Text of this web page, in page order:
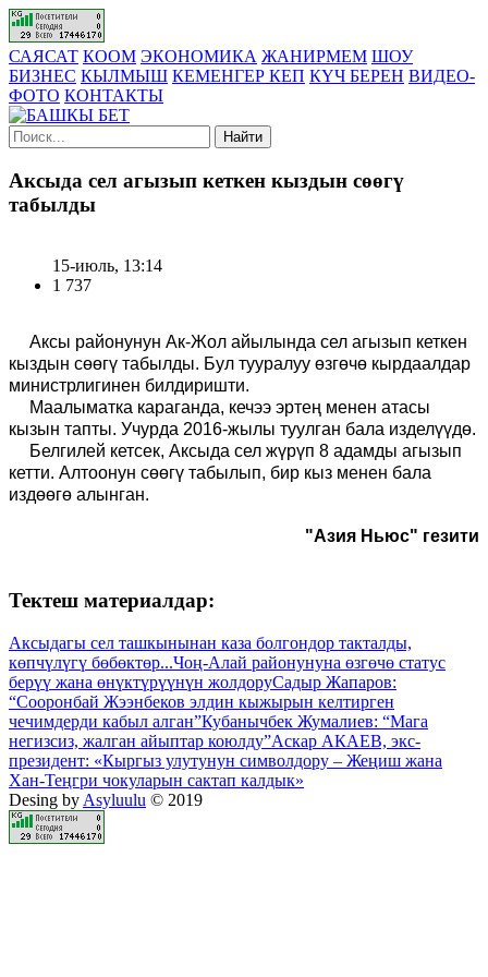
САЯСАТ КООМ ЭКОНОМИКА ЖАНИРМЕМ ШОУ
БИЗНЕС КЫЛМЫШ КЕМЕНГЕР КЕП КҮЧ БЕРЕН ВИДЕО-
ФОТО КОНТАКТЫ
Найти
Аксыда сел агызып кеткен кыздын сөөгү
табылды
15-июль, 13:14
1 737
Аксы районунун Ак-Жол айылында сел агызып кеткен
кыздын сөөгү табылды. Бул тууралуу өзгөчө кырдаалдар
министрлигинен билдиришти.
Маалыматка караганда, кечээ эртең менен атасы
кызын тапты. Учурда 2016-жылы туулган бала изделүүдө.
Белгилей кетсек, Аксыда сел жүрүп 8 адамды агызып
кетти. Алтоонун сөөгү табылып, бир кыз менен бала
издөөгө алынган.
"Азия Ньюс" гезити
Тектеш материалдар:
Аксыдагы сел ташкынынан каза болгондор такталды,
көпчүлүгү бөбөктөр...Чоң-Алай районунуна өзгөчө статус
берүү жана өнүктүрүүнүн жолдоруСадыр Жапаров:
“Сооронбай Жээнбеков элдин кыжырын келтирген
чечимдерди кабыл алган”Кубанычбек Жумалиев: “Мага
негизсиз, жалган айыптар коюлду”Аскар АКАЕВ, экс-
президент: «Кыргыз улутунун символдору – Жеңиш жана
Хан-Теңгри чокуларын сактап калдык»
Desing by Asyluulu © 2019